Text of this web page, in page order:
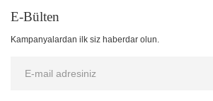
E-Bülten
Kampanyalardan ilk siz haberdar olun.